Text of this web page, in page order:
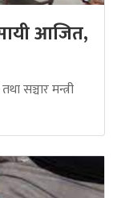
आजित,
सञ्चार मन्त्री